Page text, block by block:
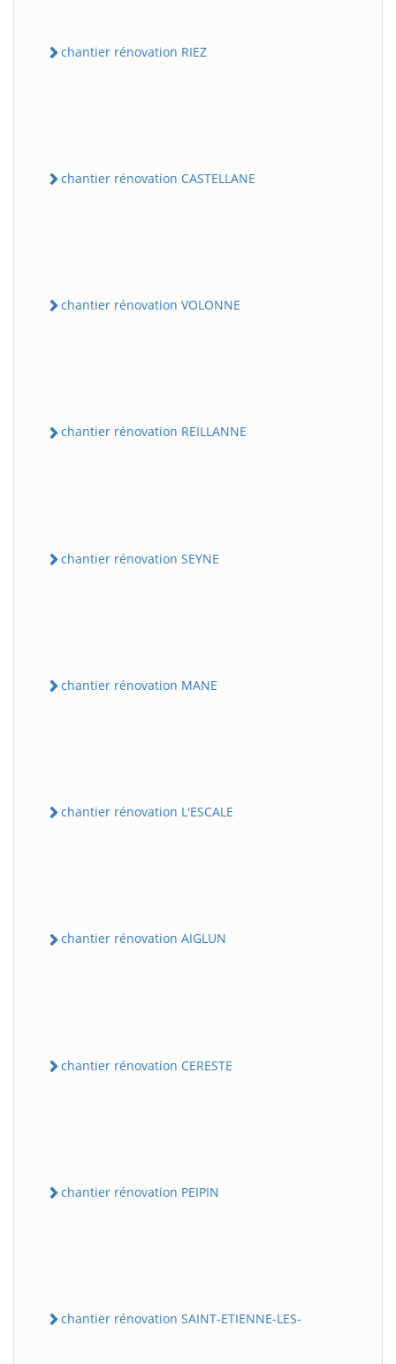
chantier rénovation RIEZ
chantier rénovation CASTELLANE
chantier rénovation VOLONNE
chantier rénovation REILLANNE
chantier rénovation SEYNE
chantier rénovation MANE
chantier rénovation L'ESCALE
chantier rénovation AIGLUN
chantier rénovation CERESTE
chantier rénovation PEIPIN
chantier rénovation SAINT-ETIENNE-LES-